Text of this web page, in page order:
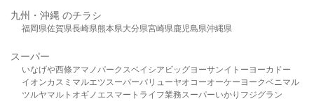
九州・沖縄 のチラシ
福岡県佐賀県長崎県熊本県大分県宮崎県鹿児島県沖縄県
スーパー
いなげや西條アマノパークスベイシア ビッグヨーサンイトーヨーカドー
イオンカスミ マルエツスーパーバリューヤオコーオーケー ヨークベニマル
ツルヤマルト オギノ エスマート ライフ業務スーパーいかり フジグラン